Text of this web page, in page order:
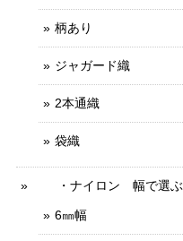
柄あり
ジャガード織
2本通織
袋織
・ナイロン 幅で選ぶ
6㎜幅